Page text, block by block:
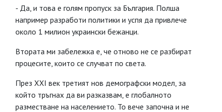
- Да, и това е голям пропуск за България. Полша
например разработи политики и успя да привлече
около 1 милион украински бежанци.
Втората ми забележка е, че отново не се разбират
процесите, които се случват по света.
През XXI век третият нов демографски модел, за
който тръгнах да ви разказвам, е глобалното
разместване на населението. То вече започна и не